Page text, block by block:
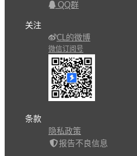
QQ群
关注
CL的微博
微信订阅号
条款
隐私政策
报告不良信息